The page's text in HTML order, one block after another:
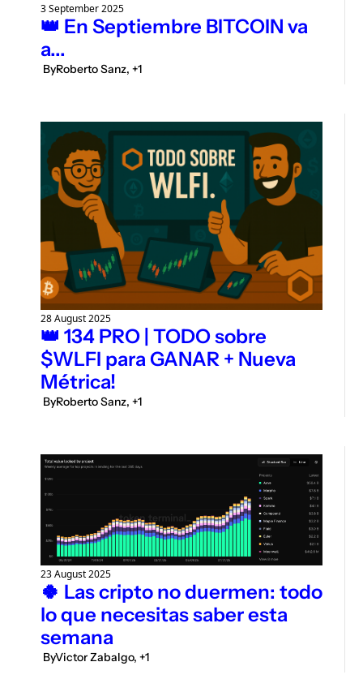
3 September 2025
👑 En Septiembre BITCOIN va
a...
ByRoberto Sanz, +1
28 August 2025
👑 134 PRO | TODO sobre
$WLFI para GANAR + Nueva
Métrica!
ByRoberto Sanz, +1
23 August 2025
🍀 Las cripto no duermen: todo
lo que necesitas saber esta
semana
ByVictor Zabalgo, +1